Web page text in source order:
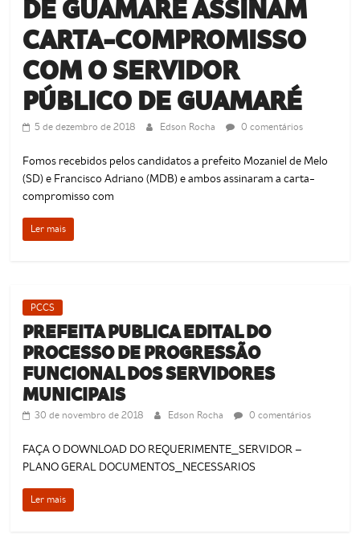
Guamaré
SINDSERG
DE GUAMARÉ ASSINAM
CARTA-COMPROMISSO
COM O SERVIDOR
PÚBLICO DE GUAMARÉ
5 de dezembro de 2018 Edson Rocha 0 comentários
Fomos recebidos pelos candidatos a prefeito Mozaniel de Melo
(SD) e Francisco Adriano (MDB) e ambos assinaram a carta-
compromisso com
Ler mais
PCCS
PREFEITA PUBLICA EDITAL DO
PROCESSO DE PROGRESSÃO
FUNCIONAL DOS SERVIDORES
MUNICIPAIS
30 de novembro de 2018 Edson Rocha 0 comentários
FAÇA O DOWNLOAD DO REQUERIMENTE_SERVIDOR –
PLANO GERAL DOCUMENTOS_NECESSARIOS
Ler mais